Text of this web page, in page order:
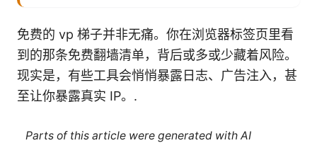
免费的 vp 梯子并非无痛。你在浏览器标签页里看
到的那条免费翻墙清单，背后或多或少藏着风险。
现实是，有些工具会悄悄暴露日志、广告注入，甚
至让你暴露真实 IP。.
Parts of this article were generated with AI